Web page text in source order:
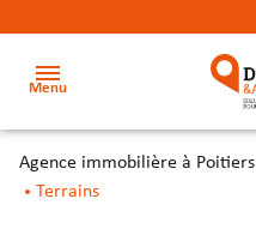
Menu
Accueil
agence immobilière à Poitiers
Terrains